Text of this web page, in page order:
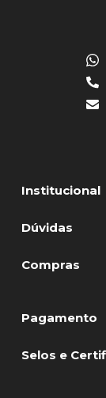
Institucional
Dúvidas
Compras
Pagamento
Selos e